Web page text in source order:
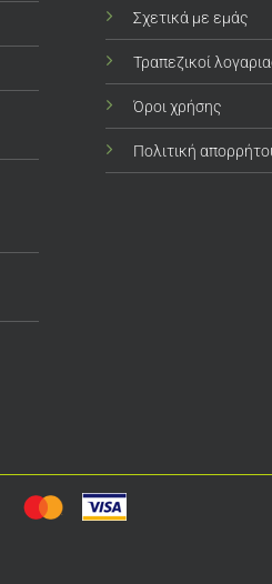
Σχετικά με εμάς
Τραπεζικοί
Όροι χρήσης
Πολιτική